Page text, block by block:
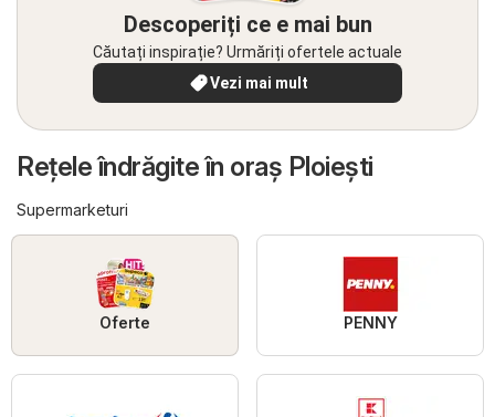
Descoperiți ce e mai bun
Căutați inspirație? Urmăriți ofertele actuale
Vezi mai mult
Reţele îndrăgite în oraş Ploiești
Supermarketuri
Oferte PENNY